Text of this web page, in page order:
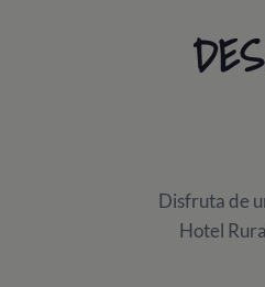
Disfruta de
Hotel